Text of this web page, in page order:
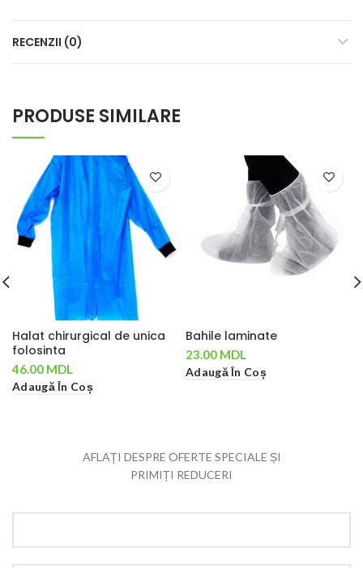
RECENZII (0)
PRODUSE SIMILARE
Halat chirurgical de unica
folosinta
46.00 MDL
Adaugă În Coș
Bahile laminate
23.00 MDL
Adaugă În Coș
AFLAȚI DESPRE OFERTE SPECIALE ȘI
PRIMIȚI REDUCERI